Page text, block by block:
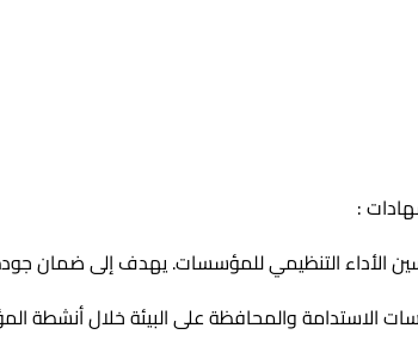
:
الأداء التنظيمي للمؤسسات. يهدف إلى ضمان
الاستدامة والمحافظة على البيئة خلال أنشطة